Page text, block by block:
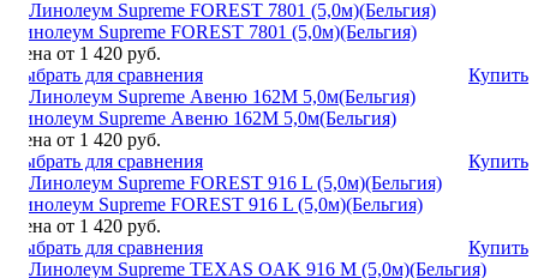
Линолеум Supreme FOREST 7801 (5,0м)(Бельгия)
Цена от 1 420 руб.
Купить
Выбрать для сравнения
Линолеум Supreme Авеню 162М 5,0м(Бельгия)
Цена от 1 420 руб.
Купить
Выбрать для сравнения
Линолеум Supreme FOREST 916 L (5,0м)(Бельгия)
Цена от 1 420 руб.
Купить
Выбрать для сравнения